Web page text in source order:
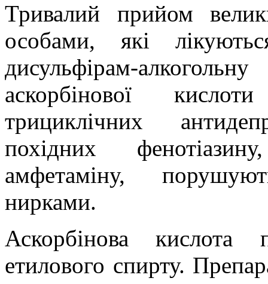
Тривалий прийом
особами, які
дисульфірам-
аскорбінової
трициклічних
похідних
амфетаміну,
нирками.
Аскорбінова кислота
етилового спирту.